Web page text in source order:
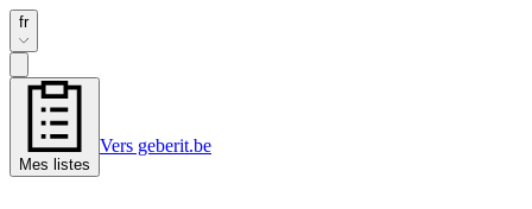
fr
Mes listes
Vers geberit.be